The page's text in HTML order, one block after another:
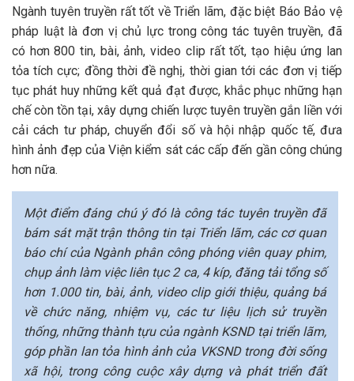
Ngành tuyên truyền rất tốt về Triển lãm, đặc biệt Báo Bảo vệ
pháp luật là đơn vị chủ lực trong công tác tuyên truyền, đã
có hơn 800 tin, bài, ảnh, video clip rất tốt, tạo hiệu ứng lan
tỏa tích cực; đồng thời đề nghị, thời gian tới các đơn vị tiếp
tục phát huy những kết quả đạt được, khắc phục những hạn
chế còn tồn tại, xây dựng chiến lược tuyên truyền gắn liền với
cải cách tư pháp, chuyển đổi số và hội nhập quốc tế, đưa
hình ảnh đẹp của Viện kiểm sát các cấp đến gần công chúng
hơn nữa.
Một điểm đáng chú ý đó là công tác tuyên truyền đã
bám sát mặt trận thông tin tại Triển lãm, các cơ quan
báo chí của Ngành phân công phóng viên quay phim,
chụp ảnh làm việc liên tục 2 ca, 4 kíp, đăng tải tổng số
hơn 1.000 tin, bài, ảnh, video clip giới thiệu, quảng bá
về chức năng, nhiệm vụ, các tư liệu lịch sử truyền
thống, những thành tựu của ngành KSND tại triển lãm,
góp phần lan tỏa hình ảnh của VKSND trong đời sống
xã hội, trong công cuộc xây dựng và phát triển đất